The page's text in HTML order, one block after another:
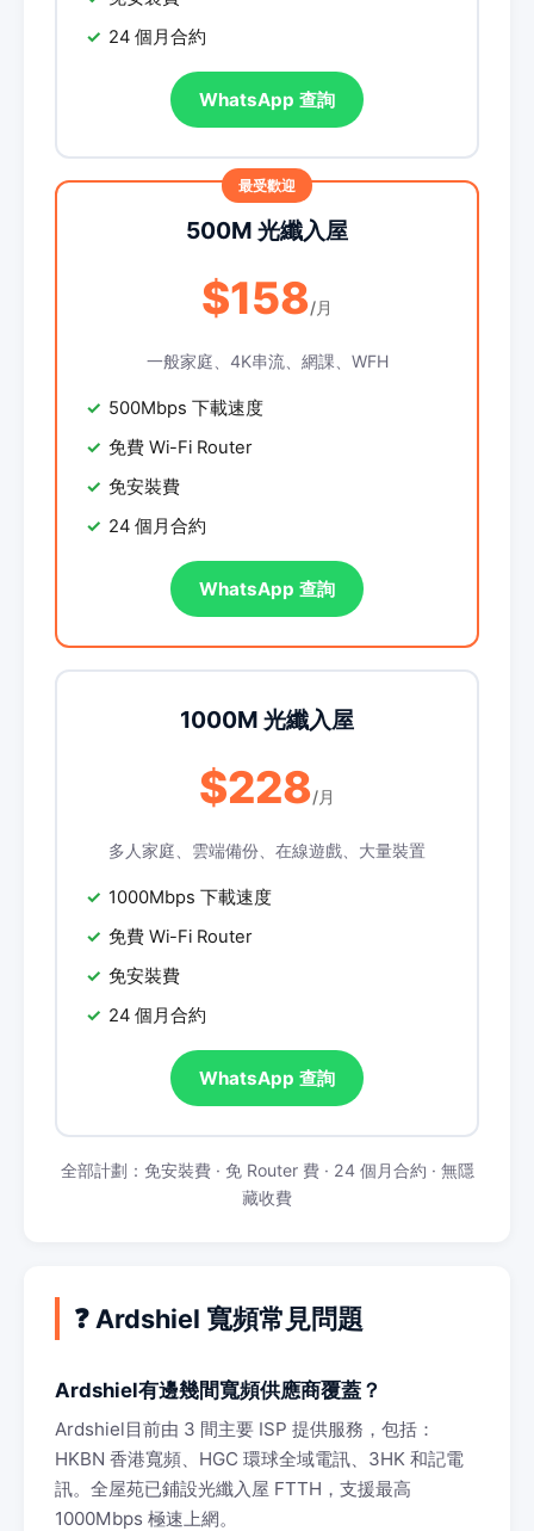
24 個月合約
WhatsApp 查詢
500M 光纖入屋
$158/月
一般家庭、4K串流、網課、WFH
500Mbps 下載速度
免費 Wi-Fi Router
免安裝費
24 個月合約
WhatsApp 查詢
1000M 光纖入屋
$228/月
多人家庭、雲端備份、在線遊戲、大量裝置
1000Mbps 下載速度
免費 Wi-Fi Router
免安裝費
24 個月合約
WhatsApp 查詢
全部計劃：免安裝費 · 免 Router 費 · 24 個月合約 · 無隱
藏收費
❓ Ardshiel 寬頻常見問題
Ardshiel有邊幾間寬頻供應商覆蓋？
Ardshiel目前由 3 間主要 ISP 提供服務，包括：
HKBN 香港寬頻、HGC 環球全域電訊、3HK 和記電
訊。全屋苑已鋪設光纖入屋 FTTH，支援最高
1000Mbps 極速上網。